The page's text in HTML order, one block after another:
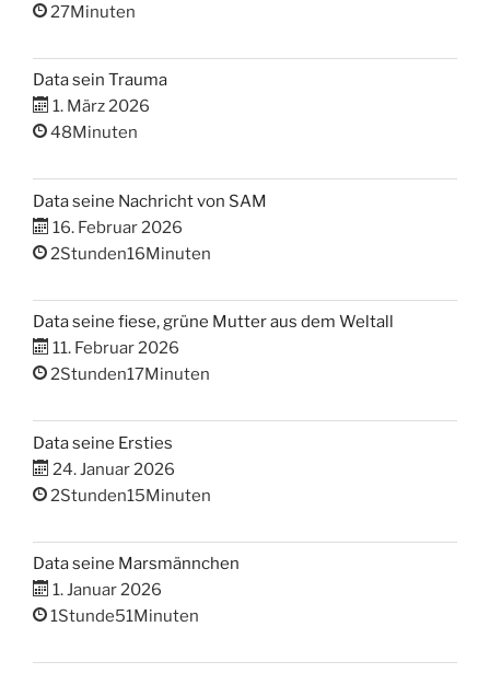
27Minuten
Data sein Trauma
1. März 2026
48Minuten
Data seine Nachricht von SAM
16. Februar 2026
2Stunden16Minuten
Data seine fiese, grüne Mutter aus dem Weltall
11. Februar 2026
2Stunden17Minuten
Data seine Ersties
24. Januar 2026
2Stunden15Minuten
Data seine Marsmännchen
1. Januar 2026
1Stunde51Minuten